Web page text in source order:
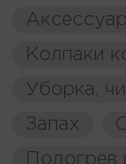
Колпаки
Уборка,
Запах